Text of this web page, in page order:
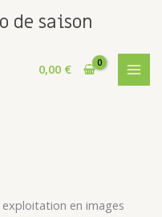
de saison
0,00 €
en images
les 6,7,13 et 14 août